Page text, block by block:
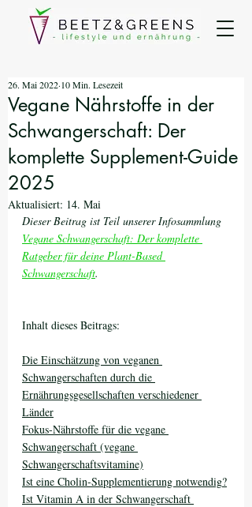
Vegane Nährstoffe in der
Schwangerschaft: Der
komplette Supplement-Guide
2025
26. Mai 2022 10 Min. Lesezeit
Aktualisiert: 14. Mai
Dieser Beitrag ist Teil unserer Infosammlung
Vegane Schwangerschaft: Der komplette
Ratgeber für deine Plant-Based
Schwangerschaft.
Inhalt dieses Beitrags:
Die Einschätzung von veganen
Schwangerschaften durch die
Ernährungsgesellschaften verschiedener
Länder
Fokus-Nährstoffe für die vegane
Schwangerschaft (vegane
Schwangerschaftsvitamine)
Ist eine Cholin-Supplementierung notwendig?
Ist Vitamin A in der Schwangerschaft